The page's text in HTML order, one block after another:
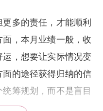
多的责任，才能顺利
，本月业绩一般，收
，想要让实际情况变
的途径获得归纳的信
筹规划，而不是盲目